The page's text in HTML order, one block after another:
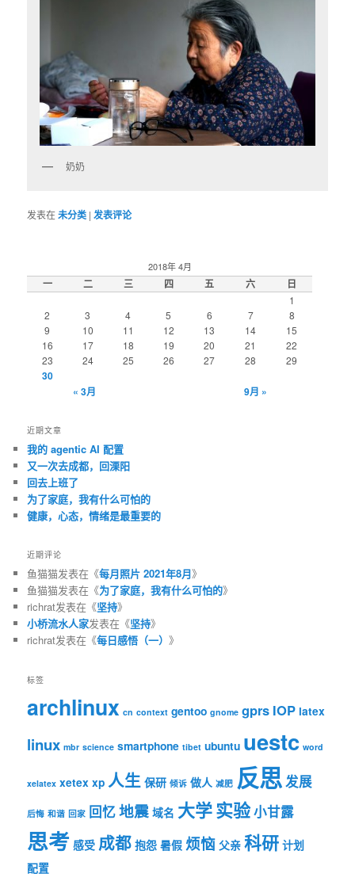
奶奶
发表在未分类 |发表评论
2018年 4月
一 二 三 四 五 六 日
1
2
3 4 5 6 7
8
9
10 11 12 13 14
15
16
17 18 19 20 21
22
23
24 25 26 27 28 29
30
« 3月
9月 »
近期文章
我的 agentic AI 配置
又一次去成都，回溧阳
回去上班了
为了家庭，我有什么可怕的
健康，心态，情绪是最重要的
近期评论
鱼猫猫发表在《每月照片 2021年8月》
鱼猫猫发表在《为了家庭，我有什么可怕的》
richrat发表在《坚持》
小桥流水人家发表在《坚持》
richrat发表在《每日感悟（一）》
标签
archlinux cn context gentoo gnome gprs IOP latex
linux mbr science smartphone tibet ubuntu uestc word
xelatex xetex xp 人生 保研 倾诉 做人 减肥 反思发展
后悔 和谐 回家 回忆地震 域名 大学实验小甘露
思考 感受 成都 抱怨 暑假 烦恼 父亲 科研 计划
配置